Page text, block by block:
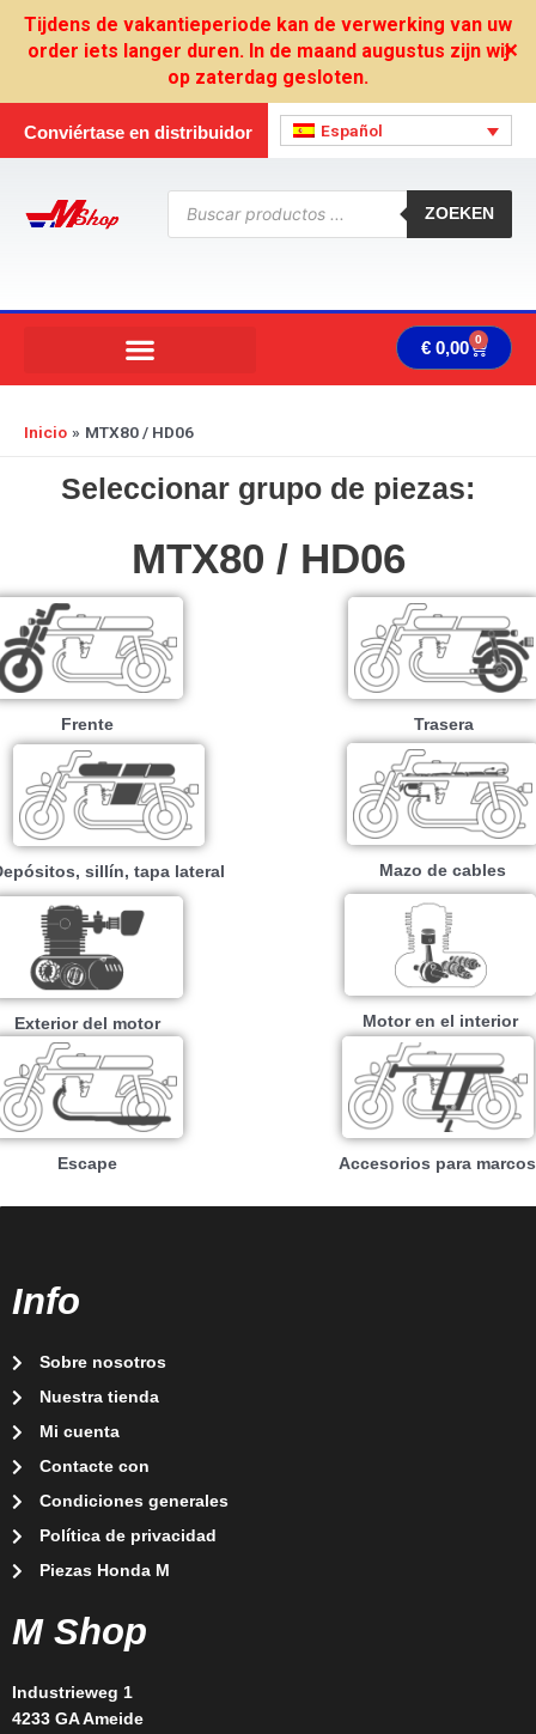
Tijdens de vakantieperiode kan de verwerking van uw
order iets langer duren. In de maand augustus zijn wij
op zaterdag gesloten.
✕
Conviértase en distribuidor Español
Búsqueda
productos
ZOEKEN
€ 0,00 0
Inicio MTX80 / HD06
Seleccionar grupo de piezas:
MTX80 / HD06
Frente Trasera
sillín, tapa lateral Mazo de cables
Exterior del motor Motor en el interior
Escape Accesorios para marcos
Info
Sobre nosotros
Nuestra tienda
Mi cuenta
Contacte con
Condiciones generales
Política de privacidad
Piezas Honda M
M Shop
Industrieweg 1
4233 GA Ameide